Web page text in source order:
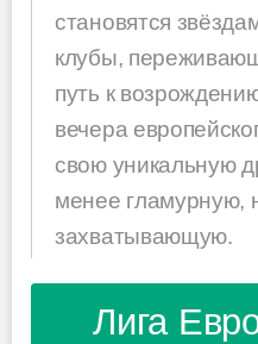
становятся
клубы,
путь к
вечера
свою уникальную
менее гламурную,
захватывающую.
Лига